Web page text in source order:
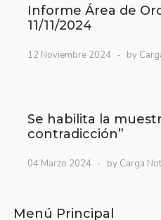
Informe Área de
11/11/2024
12 Noviembre 2024 by
Se habilita la
contradicción”
04 Marzo 2024 by Carga
Menú Principal